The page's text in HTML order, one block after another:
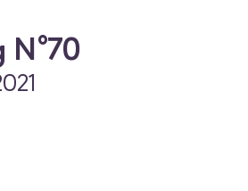
N°70